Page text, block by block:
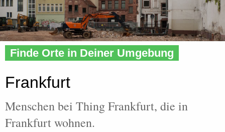
Home»People»City» Frankfurt
Finde Orte in Deiner Umgebung
Frankfurt
Menschen bei Thing Frankfurt, die in
Frankfurt wohnen.
Activity
Recent Posts